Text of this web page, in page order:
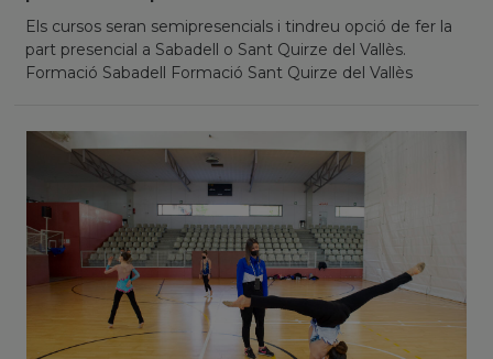
Els cursos seran semipresencials i tindreu opció de fer la
part presencial a Sabadell o Sant Quirze del Vallès.
Formació Sabadell Formació Sant Quirze del Vallès